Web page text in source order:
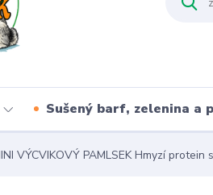
Sušený barf, zelenina a
VÝCVIKOVÝ PAMLSEK Hmyzí protein